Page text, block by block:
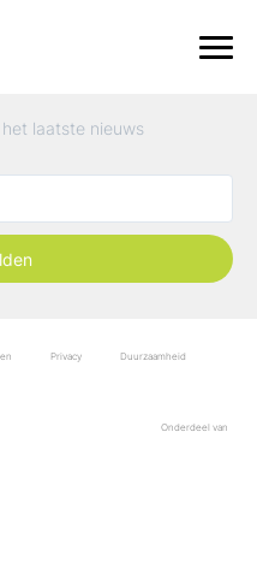
laatste nieuws
Privacy Duurzaamheid
Onderdeel van